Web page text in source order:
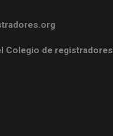
Colegio de registradores